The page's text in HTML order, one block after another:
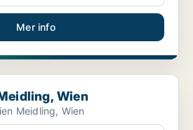
Mer info
Wien
Meidling, Wien